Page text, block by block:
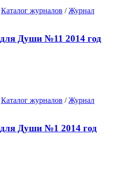
Каталог журналов /Журнал
Души №11 2014 год
Каталог журналов /Журнал
Души №1 2014 год